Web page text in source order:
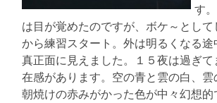
す
は目が覚めたのですが、ボケ～とし
から練習スタート。外は明るくなる
真正面に見えました。１５夜は過ぎ
在感があります。空の青と雲の白、雲
朝焼けの赤みがかった色が中々幻想的